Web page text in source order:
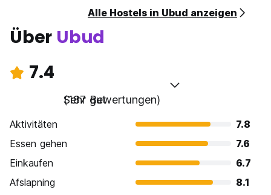
Alle Hostels in Ubud anzeigen
Über Ubud
7.4
Sehr gut
(187 Bewertungen)
Aktivitäten
7.8
Essen gehen
7.6
Einkaufen
6.7
Afslapning
8.1